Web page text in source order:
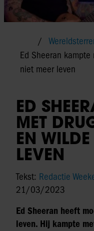
Ed Sheeran
niet meer leven
ED
MET
EN
LEVEN
Tekst: Redactie
21/03/2023
Ed Sheeran heeft
leven. Hij kampte